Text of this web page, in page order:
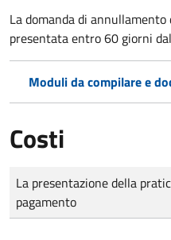
La domanda di
presentata entro 60 giorni
Moduli da compilare e
Costi
Tipo di pagamento
Importo
La presentazione della
pagamento